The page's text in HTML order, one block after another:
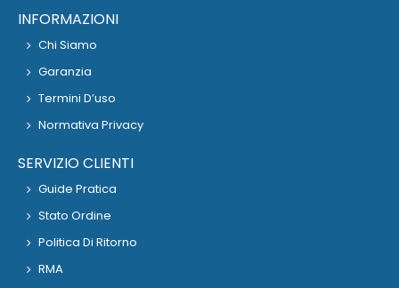
INFORMAZIONI
Chi Siamo
Garanzia
Termini D’uso
Normativa Privacy
SERVIZIO CLIENTI
Guide Pratica
Stato Ordine
Politica Di Ritorno
RMA